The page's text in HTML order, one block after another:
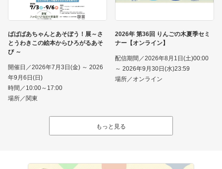
ばばばあちゃんとあそぼう！展～さ
とうわきこの絵本からひろがるあそ
び ～
開催日／2026年7月3日(金) ～ 2026
年9月6日(日)
時間／10:00～17:00
場所／関東
2026年 第36回 りんごの木夏季セミ
ナー【オンライン】
配信期間／2026年8月1日(土)00:00
～ 2026年9月30日(水)23:59
場所／オンライン
もっと見る